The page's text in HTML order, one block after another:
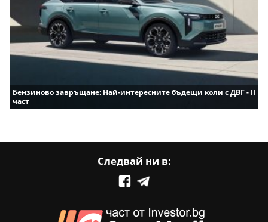
Бензиново завръщане: Най-интересните бъдещи коли с ДВГ - II
част
Следвай ни в: